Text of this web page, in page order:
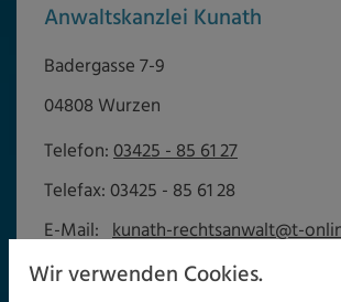
Anwaltskanzlei Kunath
Badergasse 7-9
04808 Wurzen
Telefon:03425 - 85 61 27
Telefax: 03425 - 85 61 28
E-Mail: kunath-rechtsanwalt@t-
Wir verwenden Cookies.